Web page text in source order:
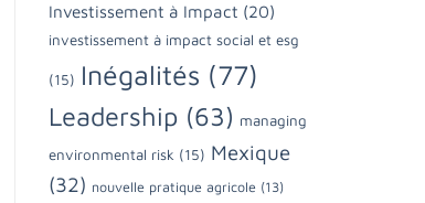
Investissement à Impact (20)
investissement à impact social et esg
(15) Inégalités (77)
Leadership (63) managing
environmental risk (15) Mexique
(32) nouvelle pratique agricole (13)